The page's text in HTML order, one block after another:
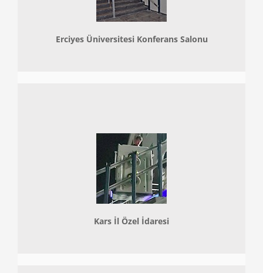
Erciyes Üniversitesi Konferans Salonu
Kars İl Özel İdaresi